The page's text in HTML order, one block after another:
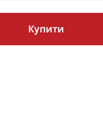
Купити